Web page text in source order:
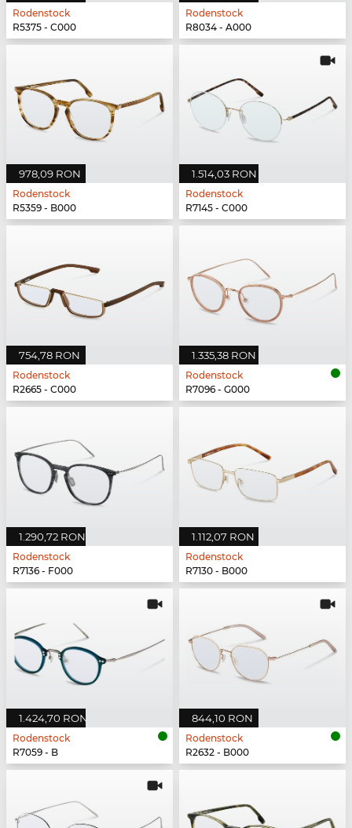
Rodenstock
R5375 - C000
Rodenstock
R8034 - A000
978,09 RON
Rodenstock
R5359 - B000
1.514,03 RON
Rodenstock
R7145 - C000
754,78 RON
Rodenstock
R2665 - C000
1.335,38 RON
Rodenstock
R7096 - G000
1.290,72 RON
Rodenstock
R7136 - F000
1.112,07 RON
Rodenstock
R7130 - B000
1.424,70 RON
Rodenstock
R7059 - B
844,10 RON
Rodenstock
R2632 - B000